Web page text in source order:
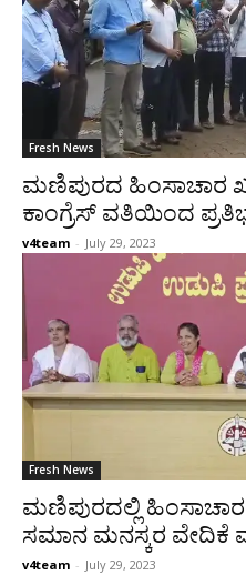
Fresh News
ಮಣಿಪುರದ ಹಿಂಸಾಚಾರ
ಕಾಂಗ್ರೆಸ್ ವತಿಯಿಂದ
v4team - July 29, 2023
Fresh News
ಮಣಿಪುರದಲ್ಲಿ
ಸಮಾನ ಮನಸ್ಕರ ವೇದಿಕೆ
v4team - July 29, 2023